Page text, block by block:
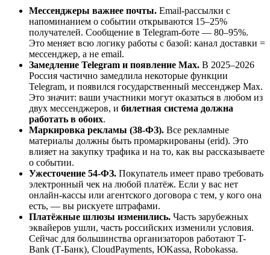
Мессенджеры важнее почты. Email-рассылки с
напоминанием о событии открываются 15–25%
получателей. Сообщение в Telegram-боте — 80–95%.
Это меняет всю логику работы с базой: канал доставки =
мессенджер, а не email.
Замедление Telegram и появление Max. В 2025–2026
Россия частично замедлила некоторые функции
Telegram, и появился государственный мессенджер Max.
Это значит: ваши участники могут оказаться в любом из
двух мессенджеров, и билетная система должна
работать в обоих.
Маркировка рекламы (38-ФЗ). Все рекламные
материалы должны быть промаркированы (erid). Это
влияет на закупку трафика и на то, как вы рассказываете
о событии.
Ужесточение 54-ФЗ. Покупатель имеет право требовать
электронный чек на любой платёж. Если у вас нет
онлайн-кассы или агентского договора с тем, у кого она
есть, — вы рискуете штрафами.
Платёжные шлюзы изменились. Часть зарубежных
эквайеров ушли, часть российских изменили условия.
Сейчас для большинства организаторов работают T-
Bank (Т-Банк), CloudPayments, ЮKassa, Robokassa.